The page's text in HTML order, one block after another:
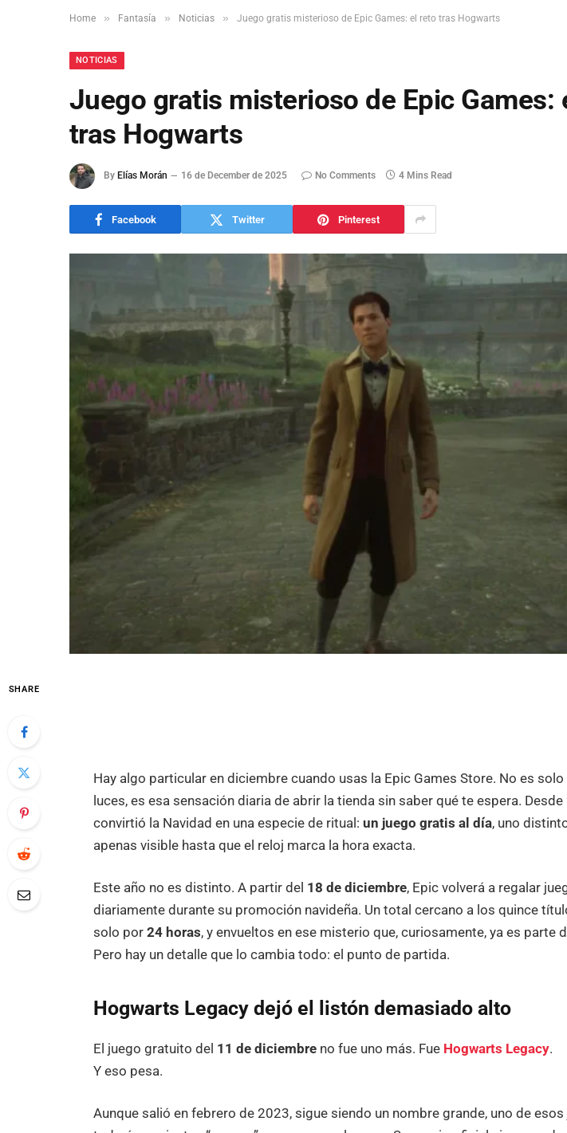
Home » Fantasía » Noticias » Juego gratis misterioso de Epic Games: el reto tras Hogwarts
NOTICIAS
Juego gratis misterioso de Epic Games:
tras Hogwarts
By Elías Morán 16 de December de 2025 No Comments 4 Mins Read
Facebook Twitter Pinterest
SHARE
Hay algo particular en diciembre cuando usas la Epic Games Store. No es
luces, es esa sensación diaria de abrir la tienda sin saber qué te espera.
convirtió la Navidad en una especie de ritual:un juego gratis al día, uno
apenas visible hasta que el reloj marca la hora exacta.
Este año no es distinto. A partir del 18 de diciembre, Epic volverá a regalar
diariamente durante su promoción navideña. Un total cercano a los quince
solo por24 horas, y envueltos en ese misterio que, curiosamente, ya es parte
Pero hay un detalle que lo cambia todo: el punto de partida.
Hogwarts Legacy dejó el listón demasiado alto
El juego gratuito del 11 de diciembre no fue uno más. Fue Hogwarts Legacy.
Y eso pesa.
Aunque salió en febrero de 2023, sigue siendo un nombre grande, uno de